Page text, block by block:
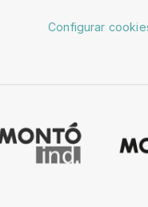
Configurar